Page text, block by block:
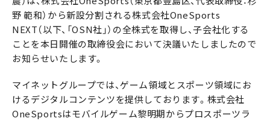
野 範和）から新設分割される株式会社OneSports
NEXT（以下、「OSN社」）の全株式を取得し、子会社化する
ことを本日開催の取締役会において決議いたしましたので
お知らせいたします。
マイネットグループでは、ゲーム領域とスポーツ領域にお
けるデジタルコンテンツを提供しております。株式会社
OneSportsはモバイルゲーム黎明期からプロスポーツラ